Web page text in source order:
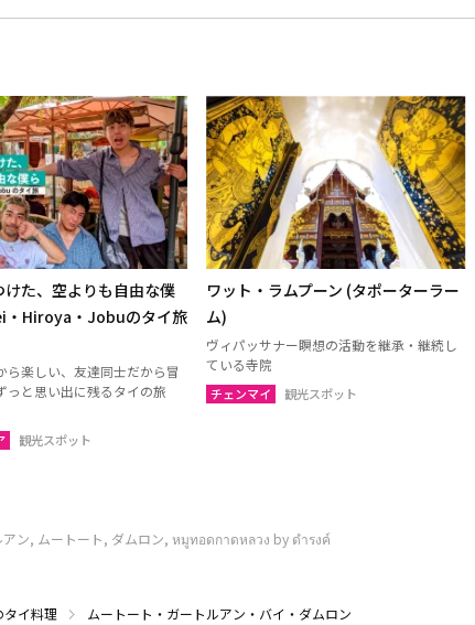
た、空よりも自由な僕
・Hiroya・Jobuのタイ旅
ら楽しい、友達同士だから冒
っと思い出に残るタイの旅
観光スポット
ワット・ラムプーン (タポーターラー
ム)
ヴィパッサナー瞑想の活動を継承・継続し
ている寺院
チェンマイ 観光スポット
ン, ムートート, ダムロン, หมูทอดกาดหลวง by ดำรงค์
イ料理 ムートート・ガートルアン・バイ・ダムロン